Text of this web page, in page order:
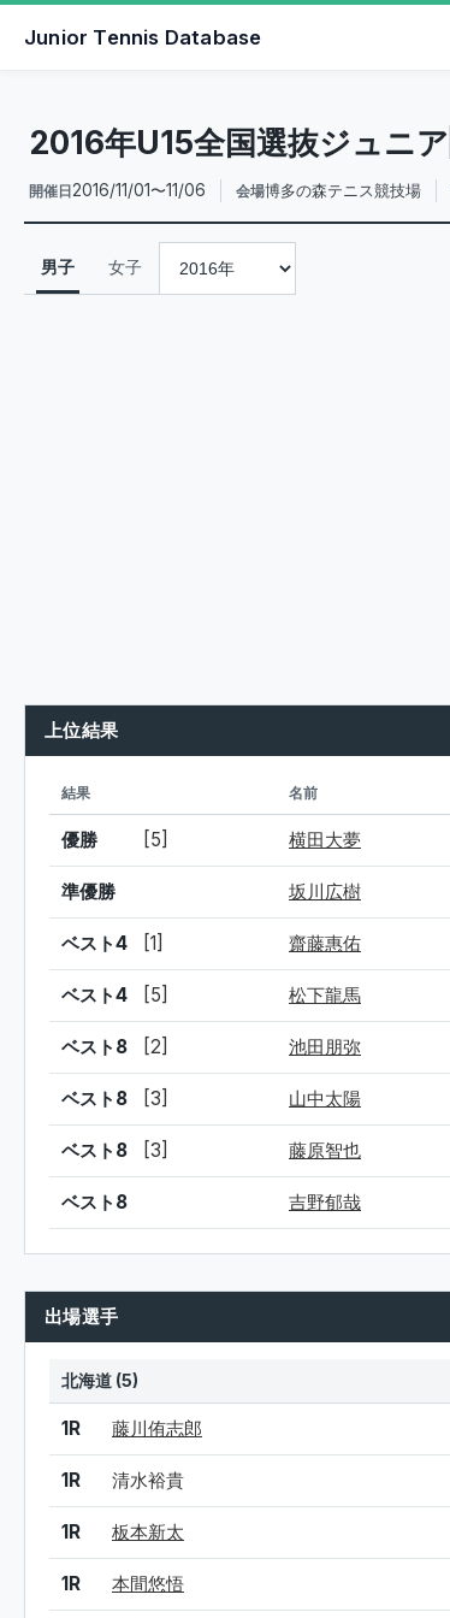
Junior Tennis Database
2016年U15全国選抜ジュニア
開催日 2016/11/01〜11/06 会場博多の森テニス競技場
男子 女子
上位結果
結果 名前
優勝 [5] 横田大夢
準優勝 坂川広樹
ベスト4 [1] 齋藤惠佑
ベスト4 [5] 松下龍馬
ベスト8 [2] 池田朋弥
ベスト8 [3] 山中太陽
ベスト8 [3] 藤原智也
ベスト8 吉野郁哉
出場選手
北海道 (5)
結果 シード 選手名
1R 藤川侑志郎
1R 清水裕貴
1R 板本新太
1R 本間悠悟